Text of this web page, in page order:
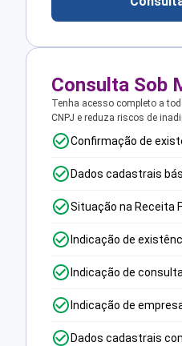
Consulta Sob
Tenha acesso completo a
CNPJ e reduza riscos de
Confirmação de
Dados cadastrais
Situação na Receita
Indicação de
Indicação de
Indicação de
Dados cadastrais